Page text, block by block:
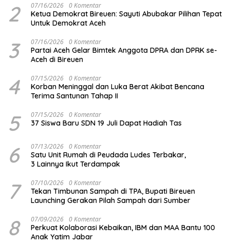
2 07/16/2026 0 Komentar
Ketua Demokrat Bireuen: Sayuti Abubakar Pilihan Tepat
Untuk Demokrat Aceh
3 07/16/2026 0 Komentar
Partai Aceh Gelar Bimtek Anggota DPRA dan DPRK se-
Aceh di Bireuen
4 07/15/2026 0 Komentar
Korban Meninggal dan Luka Berat Akibat Bencana
Terima Santunan Tahap II
5 07/15/2026 0 Komentar
37 Siswa Baru SDN 19 Juli Dapat Hadiah Tas
6 07/13/2026 0 Komentar
Satu Unit Rumah di Peudada Ludes Terbakar,
3 Lainnya Ikut Terdampak
7 07/10/2026 0 Komentar
Tekan Timbunan Sampah di TPA, Bupati Bireuen
Launching Gerakan Pilah Sampah dari Sumber
8 07/09/2026 0 Komentar
Perkuat Kolaborasi Kebaikan, IBM dan MAA Bantu 100
Anak Yatim Jabar